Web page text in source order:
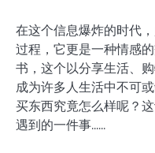
在这个信息爆炸的时代
过程，它更是一种情感
书，这个以分享生活、
成为许多人生活中不可
买东西究竟怎么样呢？
遇到的一件事……